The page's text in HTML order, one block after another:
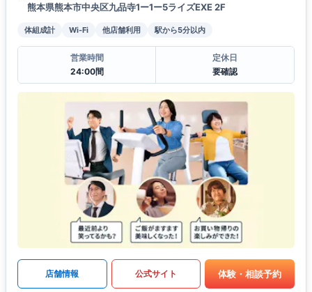
熊本県熊本市中央区九品寺1ー1ー5ライズEXE 2F
体組成計 Wi-Fi 他店舗利用 駅から5分以内
営業時間
24:00間
定休日
要確認
店舗情報 公式サイト 体験・相談予約